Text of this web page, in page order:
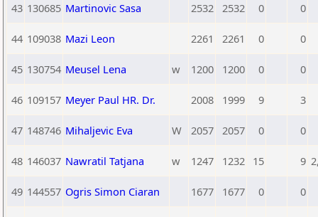
43 130685 Martinovic Sasa 2532 2532 0 0
44 109038 Mazi Leon 2261 2261 0 0
45 130754 Meusel Lena w 1200 1200 0 0
46 109157 Meyer Paul HR. Dr. 2008 1999 9 3
47 148746 Mihaljevic Eva W 2057 2057 0 0
48 146037 Nawratil Tatjana w 1247 1232 15 9
49 144557 Ogris Simon Ciaran 1677 1677 0 0